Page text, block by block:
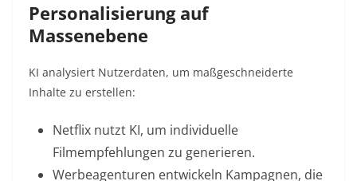
Personalisierung auf
Massenebene
KI analysiert Nutzerdaten, um maßgeschneiderte
Inhalte zu erstellen:
Netflix nutzt KI, um individuelle
Filmempfehlungen zu generieren.
Werbeagenturen entwickeln Kampagnen, die